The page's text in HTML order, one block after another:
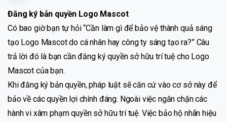
Đăng ký bản quyền Logo Mascot
Có bao giờ bạn tự hỏi “Cần làm gì để bảo vệ thành quả sáng
tạo Logo Mascot do cá nhân hay công ty sáng tạo ra?” Câu
trả lời đó là bạn cần đăng ký quyền sở hữu trí tuệ cho Logo
Mascot của bạn.
Khi đăng ký bản quyền, pháp luật sẽ căn cứ vào cơ sở này để
bảo về các quyền lợi chính đáng. Ngoài việc ngăn chặn các
hành vi xâm phạm quyền sở hữu trí tuệ. Việc bảo hộ nhãn hiệu